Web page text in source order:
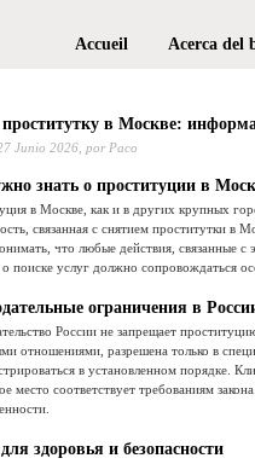
Accueil Acerca del
в Москве:
Junio 2026, por Paco
знать о проституции в
в Москве, как и в других крупных
связанная с снятием проститутки в
что любые действия, связанные
поиске услуг должно сопровождаться
ограничения в
России не запрещает
отношениями, разрешена только в
в установленном порядке.
место соответствует требованиям
здоровья и безопасности